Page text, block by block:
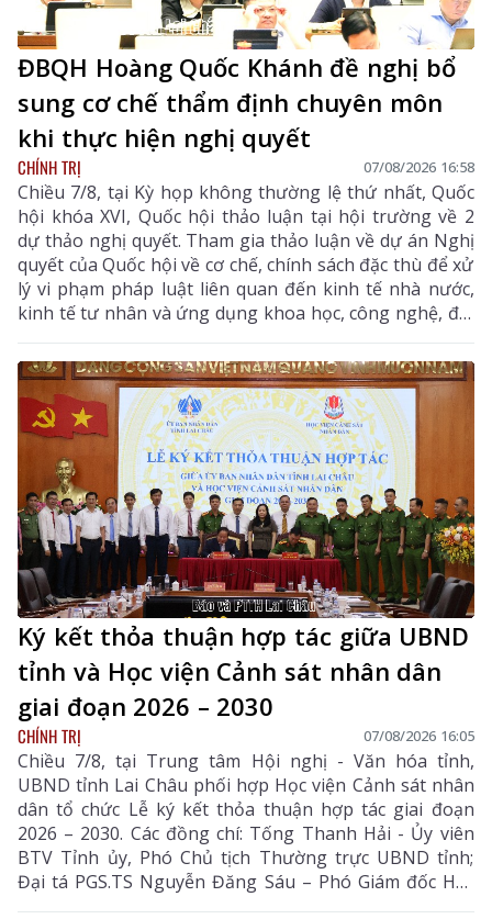
ĐBQH Hoàng Quốc Khánh đề nghị bổ
sung cơ chế thẩm định chuyên môn
khi thực hiện nghị quyết
CHÍNH TRỊ 07/08/2026 16:58
Chiều 7/8, tại Kỳ họp không thường lệ thứ nhất, Quốc
hội khóa XVI, Quốc hội thảo luận tại hội trường về 2
dự thảo nghị quyết. Tham gia thảo luận về dự án Nghị
quyết của Quốc hội về cơ chế, chính sách đặc thù để xử
lý vi phạm pháp luật liên quan đến kinh tế nhà nước,
kinh tế tư nhân và ứng dụng khoa học, công nghệ, đổi
mới sáng tạo, chuyển đổi số, đại biểu Hoàng Quốc
Khánh - Tỉnh ủy viên, Phó Trưởng Đoàn chuyên trách
Đoàn ĐBQH tỉnh Lai Châu thống nhất với sự cần thiết
ban hành Nghị quyết như Tờ trình của Chính phủ, đại
biểu tập trung tham gia một số nội dung tại Điều 13
quy định về tổ chức thực hiện.
Ký kết thỏa thuận hợp tác giữa UBND
tỉnh và Học viện Cảnh sát nhân dân
giai đoạn 2026 – 2030
CHÍNH TRỊ 07/08/2026 16:05
Chiều 7/8, tại Trung tâm Hội nghị - Văn hóa tỉnh,
UBND tỉnh Lai Châu phối hợp Học viện Cảnh sát nhân
dân tổ chức Lễ ký kết thỏa thuận hợp tác giai đoạn
2026 – 2030. Các đồng chí: Tống Thanh Hải - Ủy viên
BTV Tỉnh ủy, Phó Chủ tịch Thường trực UBND tỉnh;
Đại tá PGS.TS Nguyễn Đăng Sáu – Phó Giám đốc Học
viện Cảnh sát nhân dân đồng chủ trì lễ ký kết.